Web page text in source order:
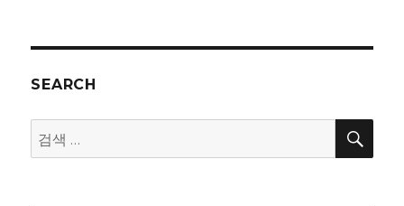
SEARCH
검
색:
검